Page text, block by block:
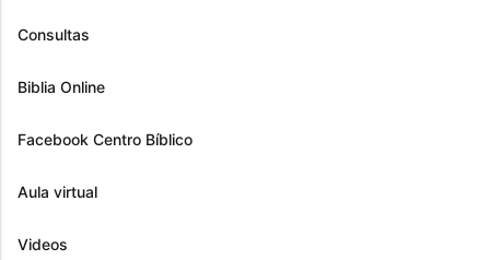
Consultas
Biblia Online
Facebook Centro Bíblico
Aula virtual
Videos